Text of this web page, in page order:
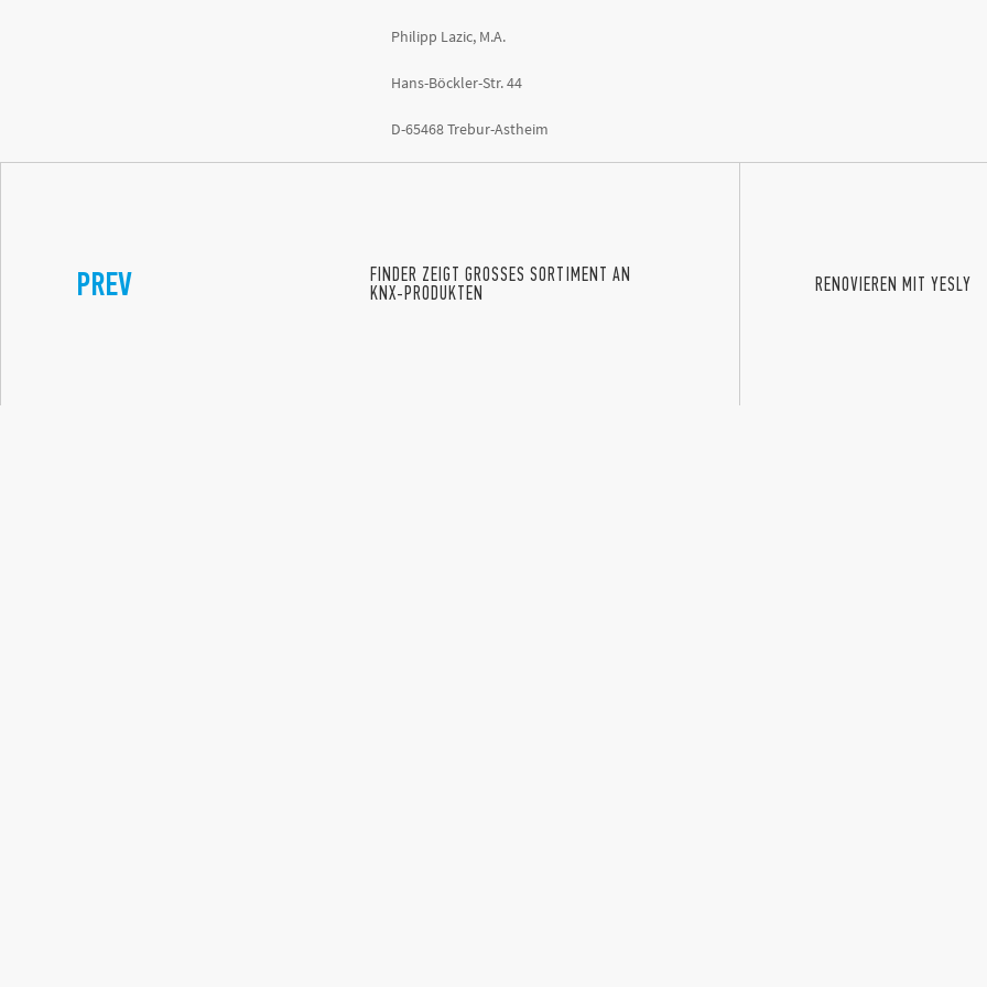
Philipp Lazic, M.A.
Hans-Böckler-Str. 44
D-65468 Trebur-Astheim
PREV
FINDER ZEIGT GROSSES SORTIMENT AN
KNX-PRODUKTEN
RENOVIEREN MIT YESLY